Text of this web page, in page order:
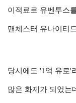
이적료로 유벤투스
맨체스터 유나이티
당시에도 '1억 유로'
많은 화제가 되었는